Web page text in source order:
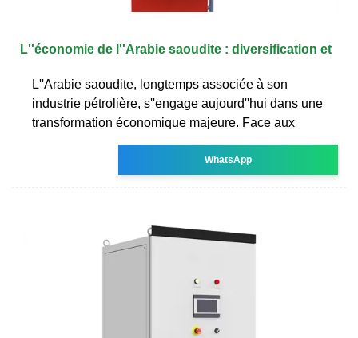
L''économie de l''Arabie saoudite : diversification et
L''Arabie saoudite, longtemps associée à son
industrie pétrolière, s''engage aujourd''hui dans une
transformation économique majeure. Face aux
WhatsApp